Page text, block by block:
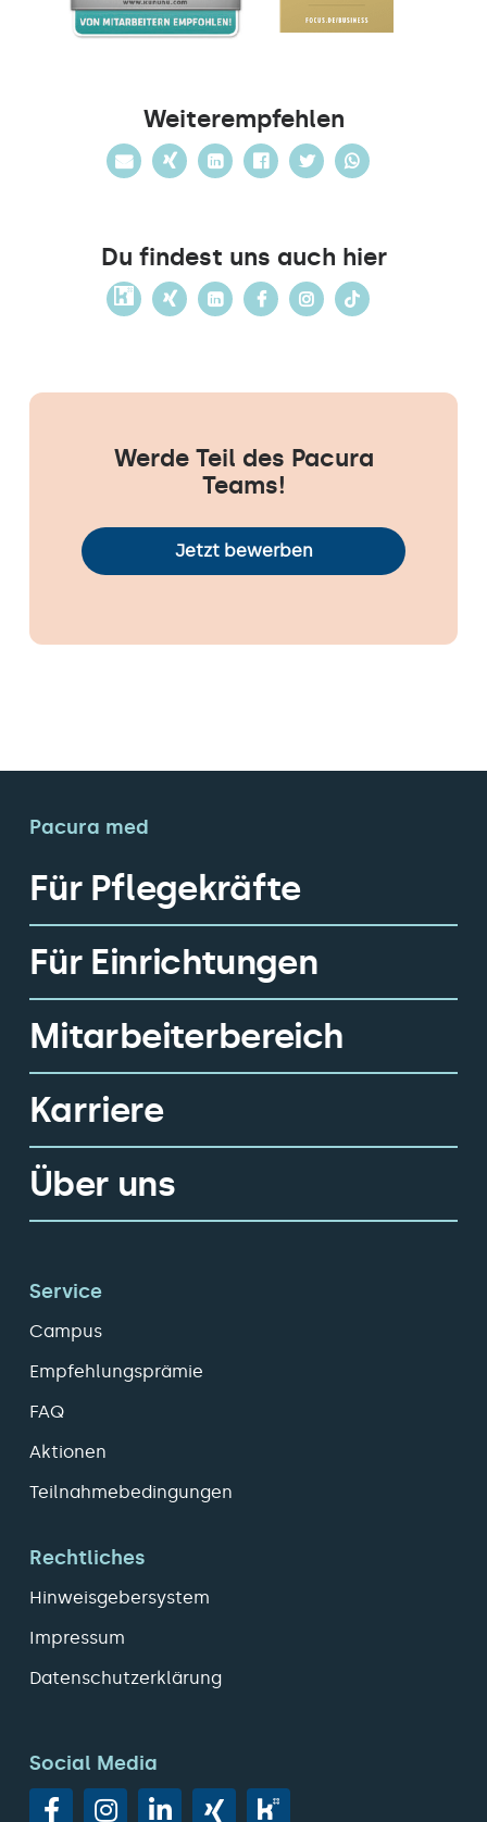
Weiterempfehlen
Du findest uns auch hier
Werde Teil des Pacura
Teams!
Jetzt bewerben
Pacura med
Für Pflegekräfte
Für Einrichtungen
Mitarbeiterbereich
Karriere
Über uns
Service
Campus
Empfehlungsprämie
FAQ
Aktionen
Teilnahmebedingungen
Rechtliches
Hinweisgebersystem
Impressum
Datenschutzerklärung
Social Media